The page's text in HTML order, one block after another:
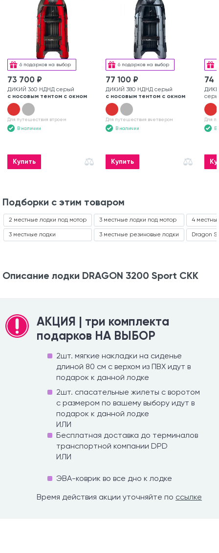
6 подарков на выбор
73 700 ₽
ДИКИЙ 360 НДНД серый
с носовым тентом с окном
Для путешествия втроем
В наличии
Купить
6 подарков на выбор
77 100 ₽
ДИКИЙ 380 НДНД серый
с носовым тентом с окном
Для путешествия вчетвером
В наличии
Купить
74
Для
В
Подборки с этим товаром
2 местные лодки под мотор
3 местные лодки
3 местные лодки под мотор
3 местные резиновые лодки
4
Dragon
Описание лодки DRAGON 3200 Sport СКК
АКЦИЯ | три комплекта
подарков НА ВЫБОР
2шт. мягкие накладки на сиденье
длиной 80 см с верхом из ПВХ идут в
подарок к данной лодке
2шт. спасательные жилеты с воротом
с размером по вашему выбору идут в
подарок к данной лодке
ИЛИ
Бесплатная доставка до терминалов
транспортной компании DPD
ИЛИ
ЭВА-коврик во все дно к лодке
Время действия акции уточняйте по ссылке